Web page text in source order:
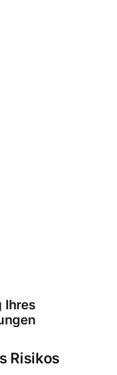
Ihres
Risikos